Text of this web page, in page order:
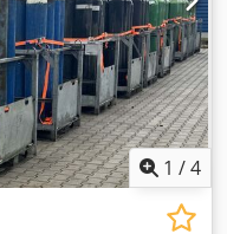
verwarming
1 /4